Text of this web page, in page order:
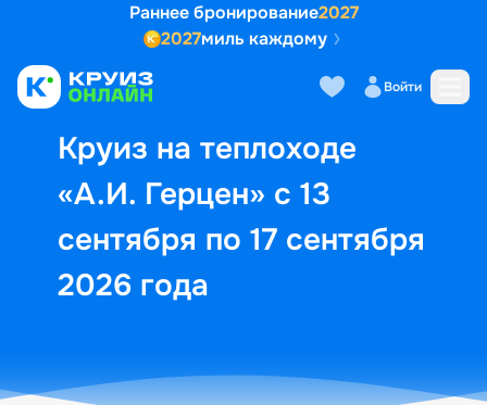
Раннее бронирование2027
2027миль каждому
Войти
Круиз на теплоходе
«А.И. Герцен» с 13
сентября по 17 сентября
2026 года
Выбор кают Маршрут и